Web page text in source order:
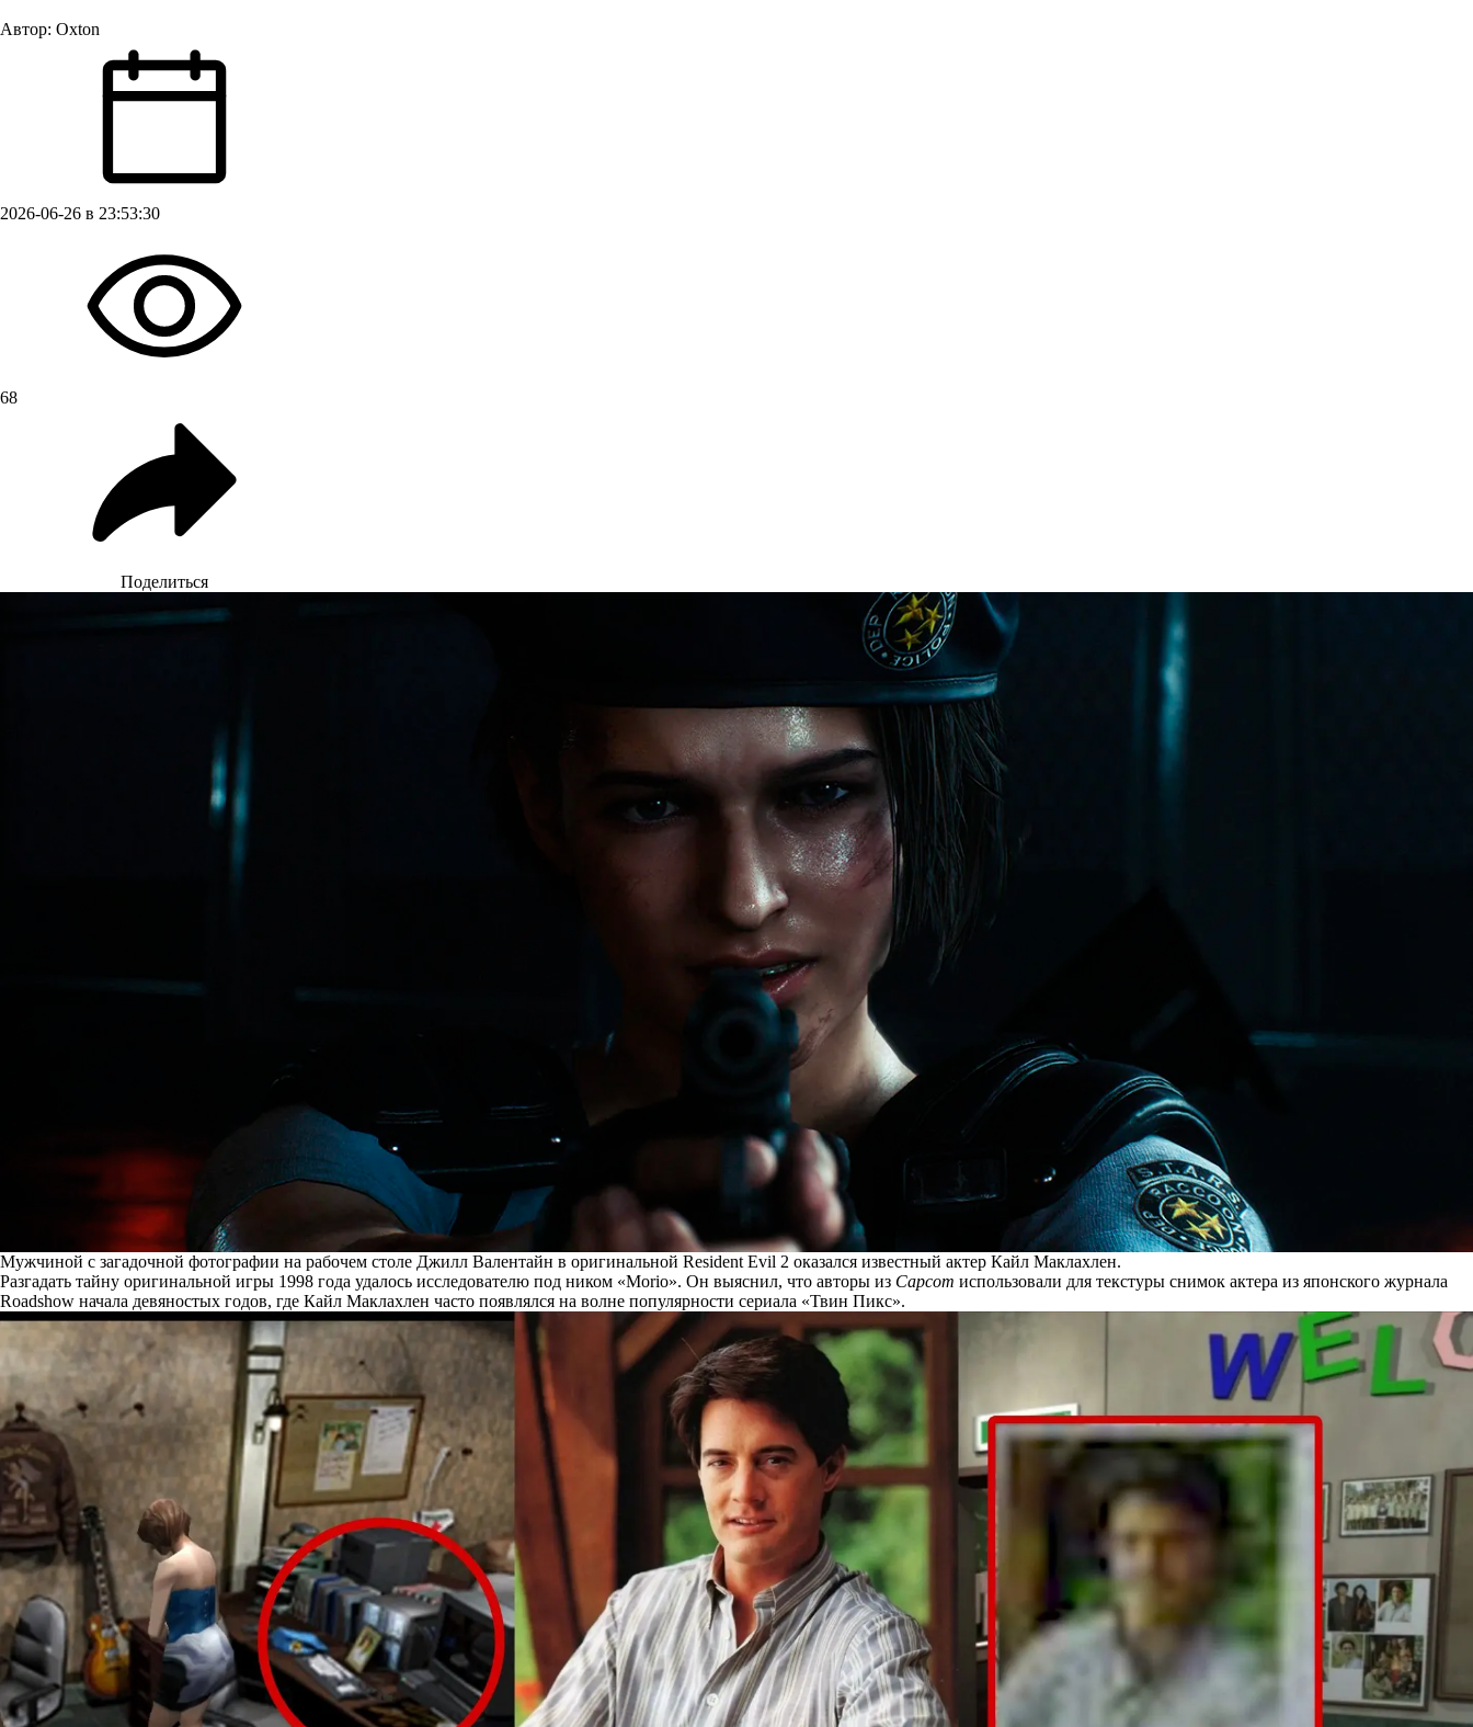
Автор: Oxton
2026-06-26 в 23:53:30
68
Поделиться
Мужчиной с загадочной фотографии на рабочем столе Джилл Валентайн в оригинальной Resident Evil 2 оказался известный актер Кайл Маклахлен.
Разгадать тайну оригинальной игры 1998 года удалось исследователю под ником «Morio». Он выяснил, что авторы из Capcom использовали для текстуры снимок актера из японского журнала
Roadshow начала девяностых годов, где Кайл Маклахлен часто появлялся на волне популярности сериала «Твин Пикс».